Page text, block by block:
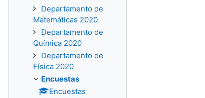
Departamento de
Matemáticas 2020
Departamento de
Química 2020
Departamento de
Física 2020
Encuestas
Encuestas